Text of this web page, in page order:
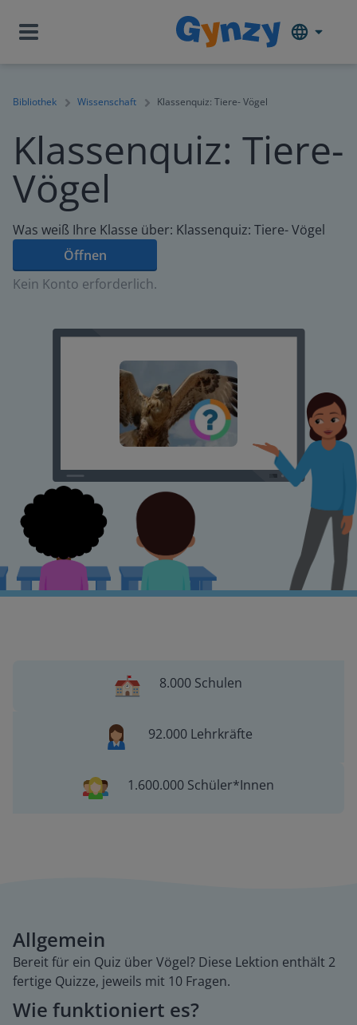
Bibliothek Wissenschaft Klassenquiz: Tiere- Vögel
Klassenquiz: Tiere-
Vögel
Was weiß Ihre Klasse über: Klassenquiz: Tiere- Vögel
Öffnen
Kein Konto erforderlich.
8.000 Schulen
92.000 Lehrkräfte
1.600.000 Schüler*Innen
Allgemein
Bereit für ein Quiz über Vögel? Diese Lektion enthält 2
fertige Quizze, jeweils mit 10 Fragen.
Wie funktioniert es?